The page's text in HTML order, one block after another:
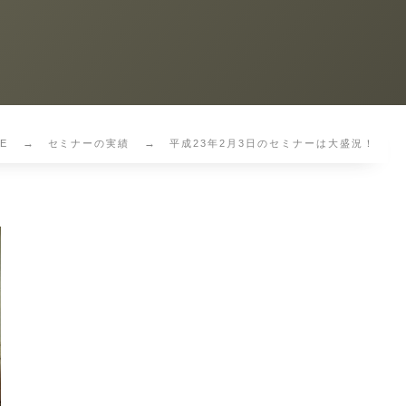
セミナーの実績 平成23年2月3日のセミナーは大盛況！